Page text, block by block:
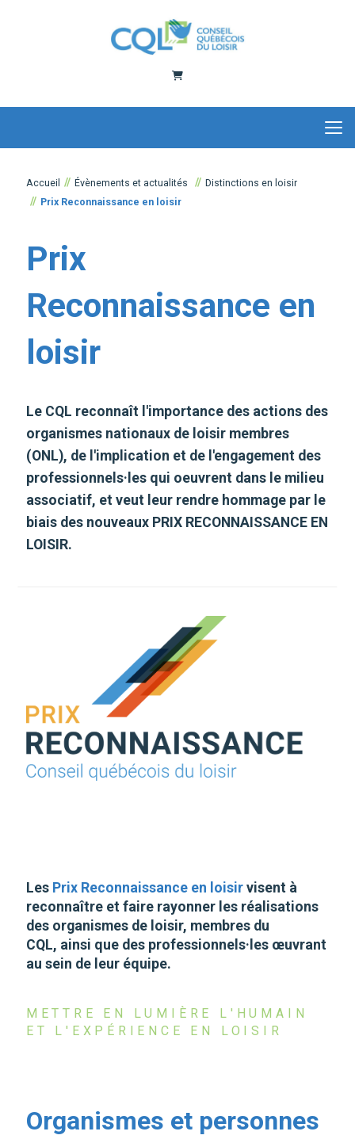
Panier
Accueil Évènements et actualités
Distinctions en loisir
Prix Reconnaissance en loisir
Prix
Reconnaissance en
loisir
Le CQL reconnaît l'importance des actions des
organismes nationaux de loisir membres
(ONL), de l'implication et de l'engagement des
professionnels·les qui oeuvrent dans le milieu
associatif, et veut leur rendre hommage par le
biais des nouveaux PRIX RECONNAISSANCE EN
LOISIR.
Les Prix Reconnaissance en loisir visent à
reconnaître et faire rayonner les réalisations
des organismes de loisir, membres du
CQL, ainsi que des professionnels·les œuvrant
au sein de leur équipe.
METTRE EN LUMIÈRE L'HUMAIN
ET L'EXPÉRIENCE EN LOISIR
Organismes et personnes